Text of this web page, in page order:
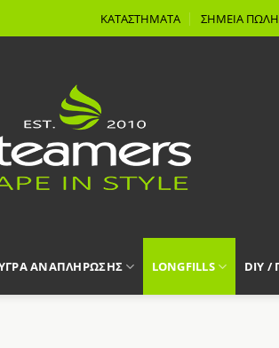
ΚΑΤΑΣΤΗΜΑΤΑ ΣΗΜΕΙΑ
ΑΝΑΠΛΗΡΩΣΗΣ LONGFILLS DIY /